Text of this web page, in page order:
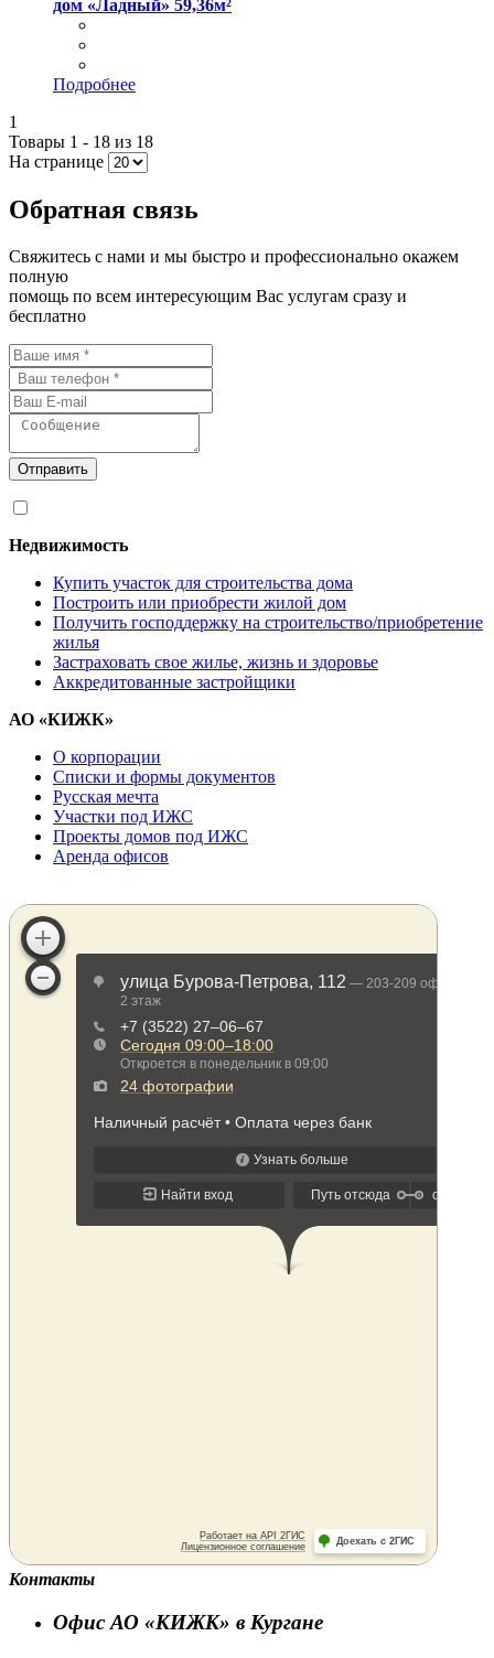
дом «Ладный» 59,36м²
Подробнее
1
Товары 1 - 18 из 18
На странице
Обратная связь
Свяжитесь с нами и мы быстро и профессионально окажем
полную
помощь по всем интересующим Вас услугам сразу и
бесплатно
Отправить
Недвижимость
Купить участок для строительства дома
Построить или приобрести жилой дом
Получить господдержку на строительство/приобретение
жилья
Застраховать свое жилье, жизнь и здоровье
Аккредитованные застройщики
АО «КИЖК»
О корпорации
Списки и формы документов
Русская мечта
Участки под ИЖС
Проекты домов под ИЖС
Аренда офисов
Контакты
Офис АО «КИЖК» в Кургане